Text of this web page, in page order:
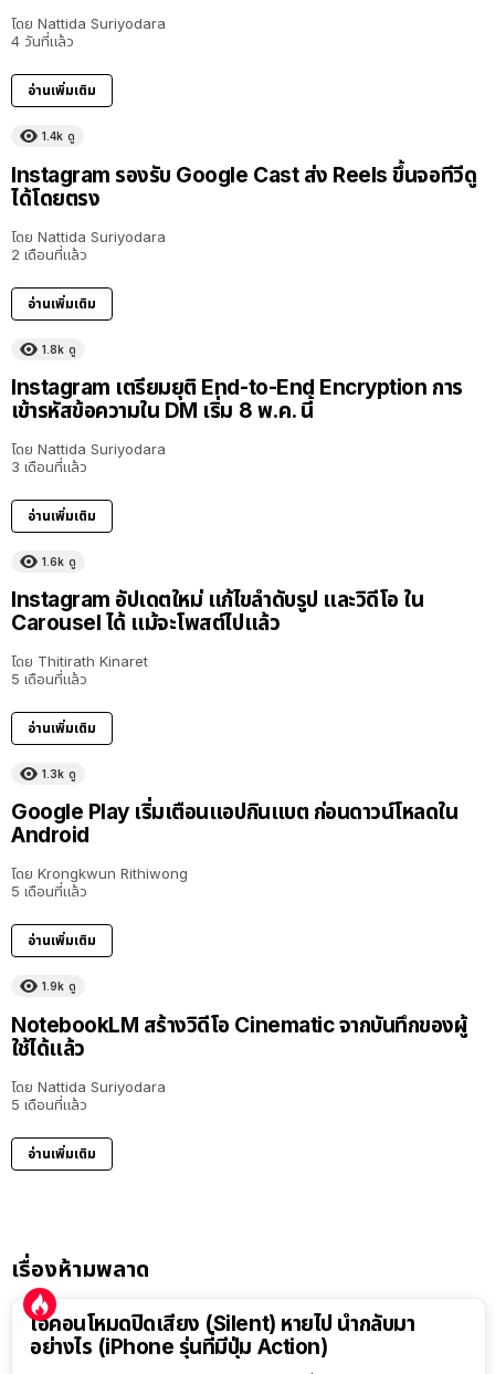
โดย Nattida Suriyodara
4 วันที่แล้ว
อ่านเพิ่มเติม
1.4k ดู
Instagram รองรับ Google Cast ส่ง Reels ขึ้นจอทีวีดู
ได้โดยตรง
โดย Nattida Suriyodara
2 เดือนที่แล้ว
อ่านเพิ่มเติม
1.8k ดู
Instagram เตรียมยุติ End-to-End Encryption การ
เข้ารหัสข้อความใน DM เริ่ม 8 พ.ค. นี้
โดย Nattida Suriyodara
3 เดือนที่แล้ว
อ่านเพิ่มเติม
1.6k ดู
Instagram อัปเดตใหม่ แก้ไขลำดับรูป และวิดีโอ ใน
Carousel ได้ แม้จะโพสต์ไปแล้ว
โดย Thitirath Kinaret
5 เดือนที่แล้ว
อ่านเพิ่มเติม
1.3k ดู
Google Play เริ่มเตือนแอปกินแบต ก่อนดาวน์โหลดใน
Android
โดย Krongkwun Rithiwong
5 เดือนที่แล้ว
อ่านเพิ่มเติม
1.9k ดู
NotebookLM สร้างวิดีโอ Cinematic จากบันทึกของผู้
ใช้ได้แล้ว
โดย Nattida Suriyodara
5 เดือนที่แล้ว
อ่านเพิ่มเติม
เรื่องห้ามพลาด
ไอคอนโหมดปิดเสียง (Silent) หายไป นำกลับมา
อย่างไร (iPhone รุ่นที่มีปุ่ม Action)